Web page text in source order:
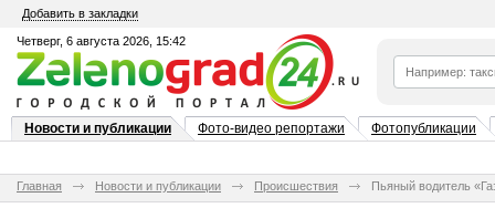
Добавить в закладки
Четверг, 6 августа 2026, 15:42
Новости и публикации Фото-видео репортажи Фотопубликации
Главная Новости и публикации Происшествия Пьяный водитель